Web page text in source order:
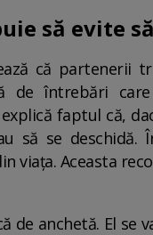
să evite
că partenerii
de întrebări
faptul că,
să se
viața. Aceasta
de anchetă. El se